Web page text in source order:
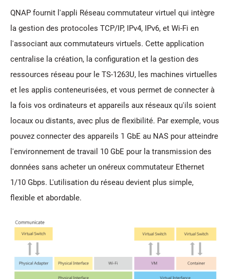
QNAP fournit l'appli Réseau commutateur virtuel qui intègre
la gestion des protocoles TCP/IP, IPv4, IPv6, et Wi-Fi en
l'associant aux commutateurs virtuels. Cette application
centralise la création, la configuration et la gestion des
ressources réseau pour le TS-1263U, les machines virtuelles
et les applis conteneurisées, et vous permet de connecter à
la fois vos ordinateurs et appareils aux réseaux qu'ils soient
locaux ou distants, avec plus de flexibilité. Par exemple, vous
pouvez connecter des appareils 1 GbE au NAS pour atteindre
l'environnement de travail 10 GbE pour la transmission des
données sans acheter un onéreux commutateur Ethernet
1/10 Gbps. L'utilisation du réseau devient plus simple,
flexible et abordable.